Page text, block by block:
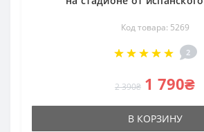
Код товара: 5269
2
2 390₴ 1 790₴
В КОРЗИНУ